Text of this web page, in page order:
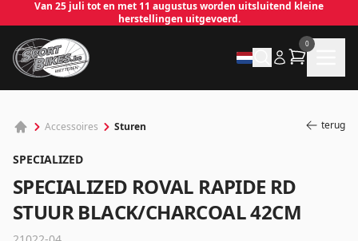
Van 25 juli tot en met 11 augustus worden uitsluitend kleine
herstellingen uitgevoerd.
0
Accessoires Sturen terug
SPECIALIZED
SPECIALIZED ROVAL RAPIDE RD
STUUR BLACK/CHARCOAL 42CM